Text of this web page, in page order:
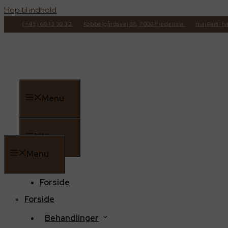
Hop til indhold
(+45) 60 13 30 32 Kobbelgårdsvej 68, 7000 Fredericia maj@art-
Menu
Menu
Forside
Behandlinger
Menu
Forside